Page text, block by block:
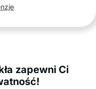
zapewni Ci